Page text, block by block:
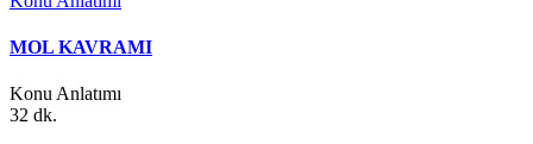
MOL KAVRAMI
Konu Anlatımı
32 dk.